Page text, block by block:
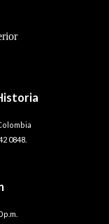
0848.
p.m.